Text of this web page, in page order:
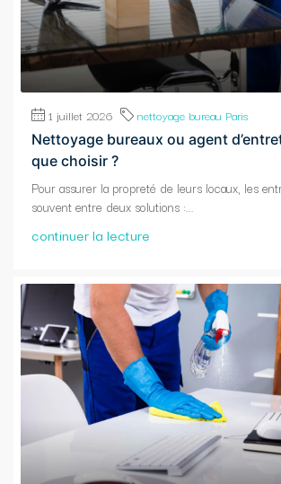
1 juillet 2026
nettoyage bureau Paris
Nettoyage bureaux ou agent
que choisir ?
Pour assurer la propreté de leurs locaux, les
souvent entre deux solutions :...
continuer la lecture